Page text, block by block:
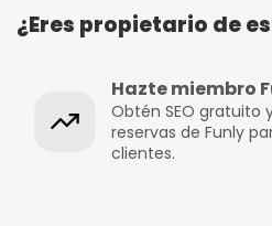
¿Eres propietario de
Hazte miembro
Obtén SEO gratuito
reservas de Funly
clientes.